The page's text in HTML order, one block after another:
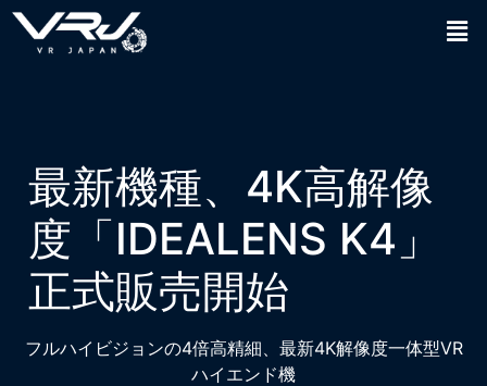
最新機種、4K高解像
度「IDEALENS K4」
正式販売開始
フルハイビジョンの4倍高精細、最新4K解像度一体型VR
ハイエンド機